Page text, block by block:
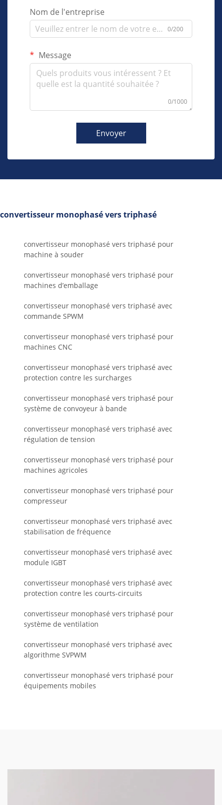
Nom de l'entreprise
0/200
Message
0/1000
Envoyer
convertisseur monophasé vers triphasé
convertisseur monophasé vers triphasé pour
machine à souder
convertisseur monophasé vers triphasé pour
machines d’emballage
convertisseur monophasé vers triphasé avec
commande SPWM
convertisseur monophasé vers triphasé pour
machines CNC
convertisseur monophasé vers triphasé avec
protection contre les surcharges
convertisseur monophasé vers triphasé pour
système de convoyeur à bande
convertisseur monophasé vers triphasé avec
régulation de tension
convertisseur monophasé vers triphasé pour
machines agricoles
convertisseur monophasé vers triphasé pour
compresseur
convertisseur monophasé vers triphasé avec
stabilisation de fréquence
convertisseur monophasé vers triphasé avec
module IGBT
convertisseur monophasé vers triphasé avec
protection contre les courts-circuits
convertisseur monophasé vers triphasé pour
système de ventilation
convertisseur monophasé vers triphasé avec
algorithme SVPWM
convertisseur monophasé vers triphasé pour
équipements mobiles